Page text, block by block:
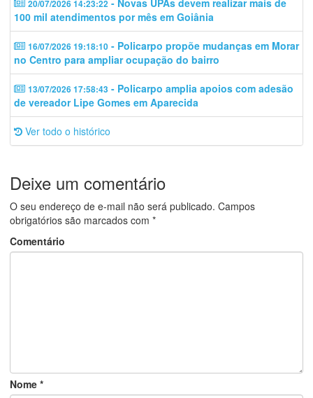
20/07/2026 14:23:22 - Novas UPAs devem realizar mais de
100 mil atendimentos por mês em Goiânia
16/07/2026 19:18:10 - Policarpo propõe mudanças em Morar
no Centro para ampliar ocupação do bairro
13/07/2026 17:58:43 - Policarpo amplia apoios com adesão
de vereador Lipe Gomes em Aparecida
Ver todo o histórico
Deixe um comentário
O seu endereço de e-mail não será publicado. Campos
obrigatórios são marcados com *
Comentário
Nome *